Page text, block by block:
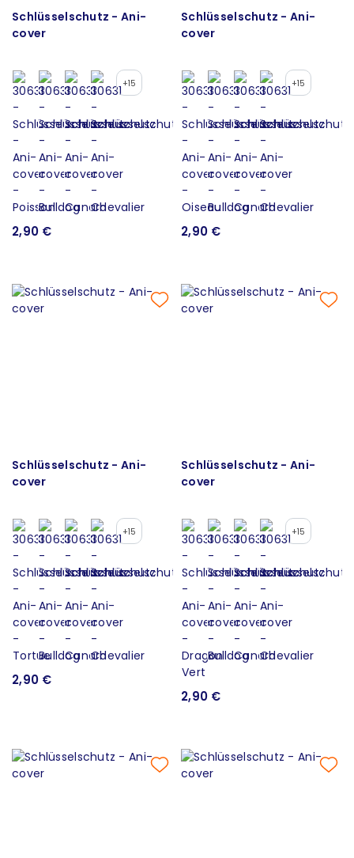
Schlüsselschutz - Ani-
cover
+15
2,90 €
Schlüsselschutz - Ani-
cover
+15
2,90 €
Schlüsselschutz - Ani-
cover
+15
2,90 €
Schlüsselschutz - Ani-
cover
+15
2,90 €